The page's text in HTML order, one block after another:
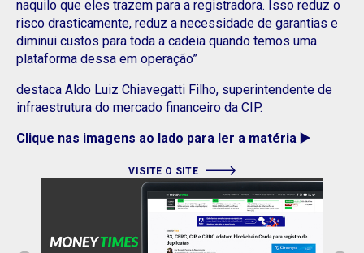
naquilo que eles trazem para a registradora. Isso reduz o
risco drasticamente, reduz a necessidade de garantias e
diminui custos para toda a cadeia quando temos uma
plataforma dessa em operação”
destaca Aldo Luiz Chiavegatti Filho, superintendente de
infraestrutura do mercado financeiro da CIP.
Clique nas imagens ao lado para ler a matéria ▶️
VISITE O SITE